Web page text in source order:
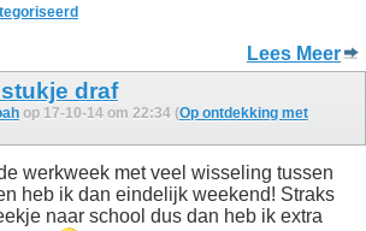
Lees Meer
draf
op 17-10-14 om 22:34 (Op ontdekking met
werkweek met veel wisseling tussen
heb ik dan eindelijk weekend! Straks
naar school dus dan heb ik extra